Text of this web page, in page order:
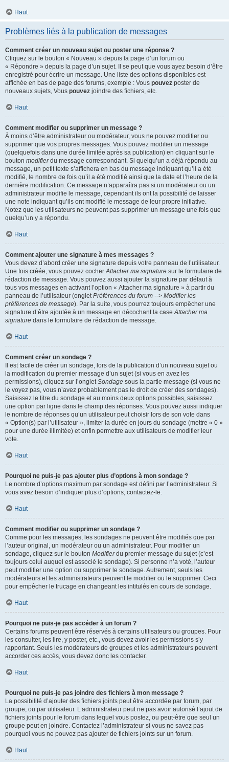
Haut
Problèmes liés à la publication de messages
Comment créer un nouveau sujet ou poster une réponse ?
Cliquez sur le bouton « Nouveau » depuis la page d’un forum ou
« Répondre » depuis la page d’un sujet. Il se peut que vous ayez besoin d’être
enregistré pour écrire un message. Une liste des options disponibles est
affichée en bas de page des forums, exemple : Vous pouvez poster de
nouveaux sujets, Vous pouvez joindre des fichiers, etc.
Haut
Comment modifier ou supprimer un message ?
À moins d’être administrateur ou modérateur, vous ne pouvez modifier ou
supprimer que vos propres messages. Vous pouvez modifier un message
(quelquefois dans une durée limitée après sa publication) en cliquant sur le
bouton modifierdu message correspondant. Si quelqu’un a déjà répondu au
message, un petit texte s’affichera en bas du message indiquant qu’il a été
modifié, le nombre de fois qu’il a été modifié ainsi que la date et l’heure de la
dernière modification. Ce message n’apparaîtra pas si un modérateur ou un
administrateur modifie le message, cependant ils ont la possibilité de laisser
une note indiquant qu’ils ont modifié le message de leur propre initiative.
Notez que les utilisateurs ne peuvent pas supprimer un message une fois que
quelqu’un y a répondu.
Haut
Comment ajouter une signature à mes messages ?
Vous devez d’abord créer une signature depuis votre panneau de l’utilisateur.
Une fois créée, vous pouvez cocher Attacher ma signature sur le formulaire de
rédaction de message. Vous pouvez aussi ajouter la signature par défaut à
tous vos messages en activant l’option « Attacher ma signature » à partir du
panneau de l’utilisateur (onglet Préférences du forum --> Modifier les
préférences de message). Par la suite, vous pourrez toujours empêcher une
signature d’être ajoutée à un message en décochant la case Attacher ma
signature dans le formulaire de rédaction de message.
Haut
Comment créer un sondage ?
Il est facile de créer un sondage, lors de la publication d’un nouveau sujet ou
la modification du premier message d’un sujet (si vous en avez les
permissions), cliquez sur l’onglet Sondage sous la partie message (si vous ne
le voyez pas, vous n’avez probablement pas le droit de créer des sondages).
Saisissez le titre du sondage et au moins deux options possibles, saisissez
une option par ligne dans le champ des réponses. Vous pouvez aussi indiquer
le nombre de réponses qu’un utilisateur peut choisir lors de son vote dans
« Option(s) par l’utilisateur », limiter la durée en jours du sondage (mettre « 0 »
pour une durée illimitée) et enfin permettre aux utilisateurs de modifier leur
vote.
Haut
Pourquoi ne puis-je pas ajouter plus d’options à mon sondage ?
Le nombre d’options maximum par sondage est défini par l’administrateur. Si
vous avez besoin d’indiquer plus d’options, contactez-le.
Haut
Comment modifier ou supprimer un sondage ?
Comme pour les messages, les sondages ne peuvent être modifiés que par
l’auteur original, un modérateur ou un administrateur. Pour modifier un
sondage, cliquez sur le bouton Modifierdu premier message du sujet (c’est
toujours celui auquel est associé le sondage). Si personne n’a voté, l’auteur
peut modifier une option ou supprimer le sondage. Autrement, seuls les
modérateurs et les administrateurs peuvent le modifier ou le supprimer. Ceci
pour empêcher le trucage en changeant les intitulés en cours de sondage.
Haut
Pourquoi ne puis-je pas accéder à un forum ?
Certains forums peuvent être réservés à certains utilisateurs ou groupes. Pour
les consulter, les lire, y poster, etc., vous devez avoir les permissions s’y
rapportant. Seuls les modérateurs de groupes et les administrateurs peuvent
accorder ces accès, vous devez donc les contacter.
Haut
Pourquoi ne puis-je pas joindre des fichiers à mon message ?
La possibilité d’ajouter des fichiers joints peut être accordée par forum, par
groupe, ou par utilisateur. L’administrateur peut ne pas avoir autorisé l’ajout de
fichiers joints pour le forum dans lequel vous postez, ou peut-être que seul un
groupe peut en joindre. Contactez l’administrateur si vous ne savez pas
pourquoi vous ne pouvez pas ajouter de fichiers joints sur un forum.
Haut